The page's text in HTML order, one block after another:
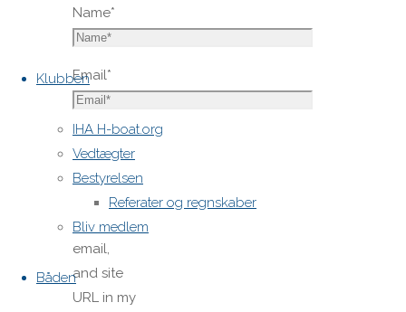
Klubben
IHA H-boat.org
Vedtægter
Bestyrelsen
Referater og regnskaber
Bliv medlem
Båden
Name*
Email*
Website
Save
my name,
email,
and site
URL in my